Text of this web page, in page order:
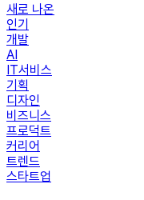
새로 나온
인기
개발
AI
IT서비스
기획
디자인
비즈니스
프로덕트
커리어
트렌드
스타트업